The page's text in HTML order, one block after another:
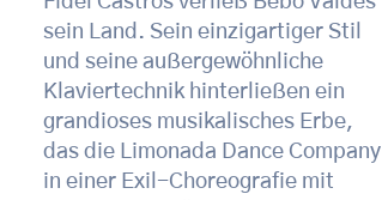
sein Land. Sein einzigartiger Stil
und seine außergewöhnliche
Klaviertechnik hinterließen ein
grandioses musikalisches Erbe,
das die Limonada Dance Company
in einer Exil-Choreografie mit